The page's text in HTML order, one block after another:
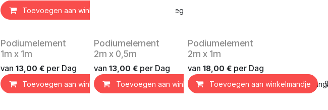
Toevoegen aan winkelmandje Toevoegen aan verlanglijst
Verhuurproduct
Podiumelement
1m x 1m
van 13,00 € per Dag
Toevoegen aan winkelmandje Toevoegen aan verlanglijst
Verhuurproduct
Podiumelement
2m x 0,5m
van 13,00 € per Dag
Toevoegen aan winkelmandje Toevoegen aan
Verhuurproduct
Podiumelement
2m x 1m
van 18,00 € per Dag
Toevoegen aan winkelmandje